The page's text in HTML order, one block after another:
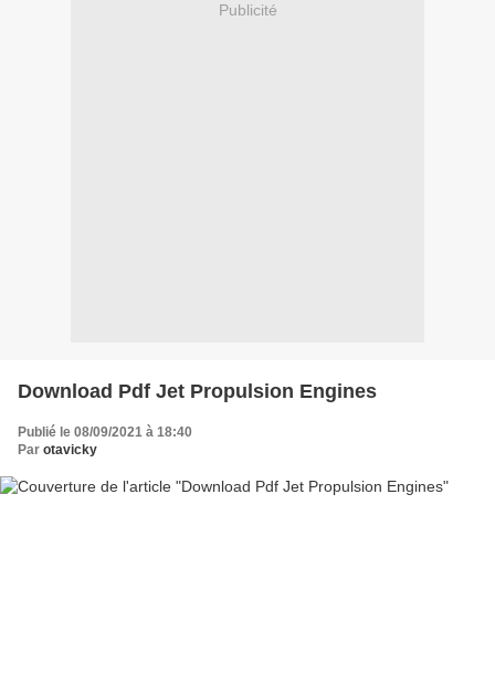
Publicité
Download Pdf Jet Propulsion Engines
Publié le 08/09/2021 à 18:40
Par otavicky